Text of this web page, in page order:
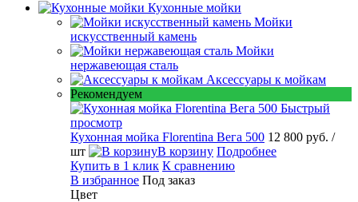
Кухонные мойки
Мойки
искусственный камень
Мойки
нержавеющая сталь
Аксессуары к мойкам
Рекомендуем
Быстрый
просмотр
Кухонная мойка Florentina Вега 500 12 800 руб. /
шт
В корзину Подробнее
Купить в 1 клик К сравнению
В избранное Под заказ
Цвет